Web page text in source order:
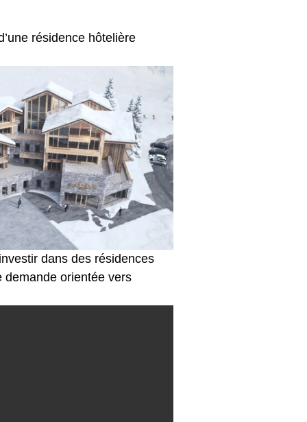
résidence hôtelière
dans des résidences
demande orientée vers